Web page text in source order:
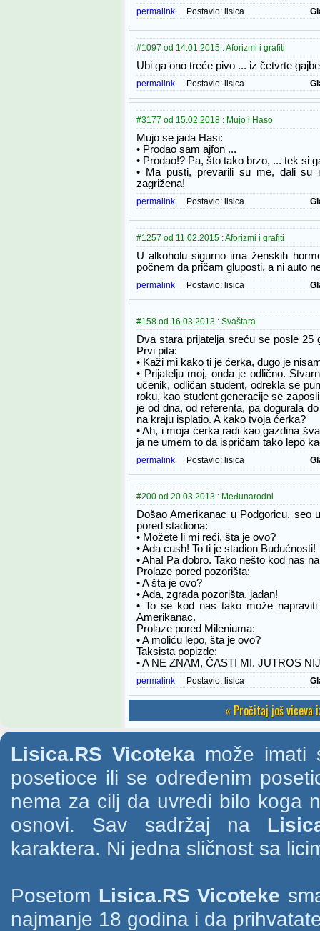
permalink Postavio: lisica
#1097 od 14.01.2015 : Aforizmi i grafiti
Ubi ga ono treće pivo ... iz četvrte
permalink Postavio: lisica
#3177 od 15.02.2018 : Mujo i Haso
Mujo se jada Hasi:
• Prodao sam ajfon ...
• Prodao!? Pa, što tako brzo, ... tek si
• Ma pusti, prevarili su me, dali su
zagrižena!
permalink Postavio: lisica
#1257 od 11.02.2015 : Aforizmi i grafiti
U alkoholu sigurno ima ženskih
počnem da pričam gluposti, a ni auto
permalink Postavio: lisica
#158 od 16.03.2013 : Svaštara
Dva stara prijatelja sreću se posle 25
Prvi pita:
• Kaži mi kako ti je ćerka, dugo je
• Prijatelju moj, onda je odlično.
učenik, odličan student, odrekla se
roku, kao student generacije se
je od dna, od referenta, pa dogurala
na kraju isplatio. A kako tvoja ćerka?
• Ah, i moja ćerka radi kao gazdina
ja ne umem to da ispričam tako lepo
permalink Postavio: lisica
#200 od 20.03.2013 : Međunarodni
Došao Amerikanac u Podgoricu, seo
pored stadiona:
• Možete li mi reći, šta je ovo?
• Ada cush! To ti je stadion Budućnosti!
• Aha! Pa dobro. Tako nešto kod nas
Prolaze pored pozorišta:
• A šta je ovo?
• Ada, zgrada pozorišta, jadan!
• To se kod nas tako može
Amerikanac.
Prolaze pored Mileniuma:
• A moliću lepo, šta je ovo?
Taksista popizde:
• A NE ZNAM, ČASTI MI. JUTROS
permalink Postavio: lisica
« Pročitaj još viceva
Lisica.RS Vicotekamože imati
posetioce ili se određenim
nema za cilj da uvredi bilo koga
osnovi. Sav sadržaj na
karaktera. Ni jedna sličnost sa
Posetom Lisica.RS Vicoteke
najmanje 18 godina i da